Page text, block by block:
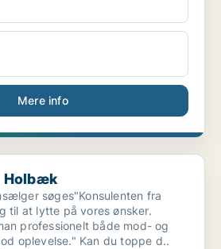
Mere info
Holbæk
søges"Konsulenten fra
til at lytte på vores ønsker.
professionelt både mod- og
oplevelse." Kan du toppe d..